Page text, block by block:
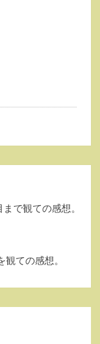
で観ての感想。
観ての感想。